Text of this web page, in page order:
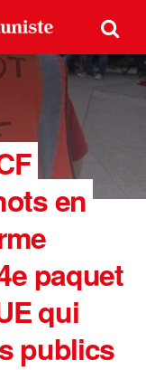
en
paquet
qui
publics